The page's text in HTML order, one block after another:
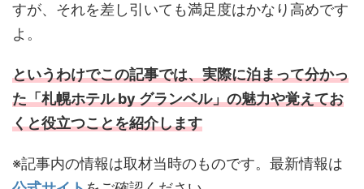
すが、それを差し引いても満足度はかなり高めです
よ。
というわけでこの記事では、実際に泊まって分かっ
た「札幌ホテル by グランベル」の魅力や覚えてお
くと役立つことを紹介します
※記事内の情報は取材当時のものです。最新情報は